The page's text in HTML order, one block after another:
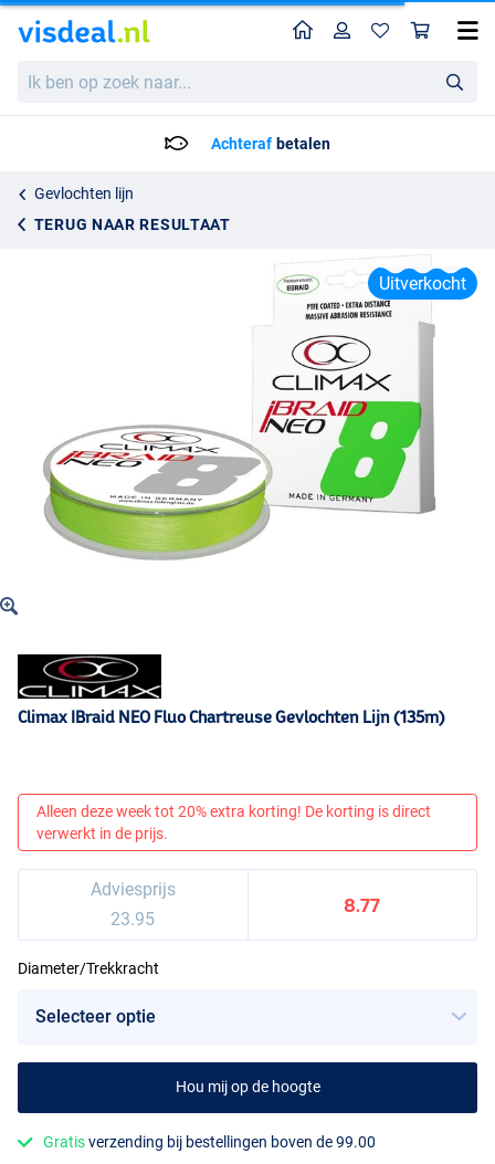
ben
HomeProfiel
Achteraf betalen
Gevlochten lijn
TERUG NAAR RESULTAAT
Climax IBraid NEO Fluo Chartreuse Gevlochten Lijn (135m)
23.95
Uitverkocht
Climax IBraid NEO Fluo Chartreuse Gevlochten Lijn (135m)
Alleen deze week tot 20% extra korting! De korting is direct
verwerkt in de prijs.
Adviesprijs
23.95
8.77
Diameter/Trekkracht
Hou mij op de hoogte
Gratisverzending bij bestellingen boven de 99.00